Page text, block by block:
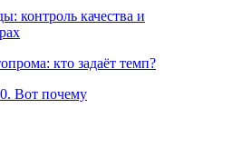
контроль качества и
кто задаёт темп?
Вот почему